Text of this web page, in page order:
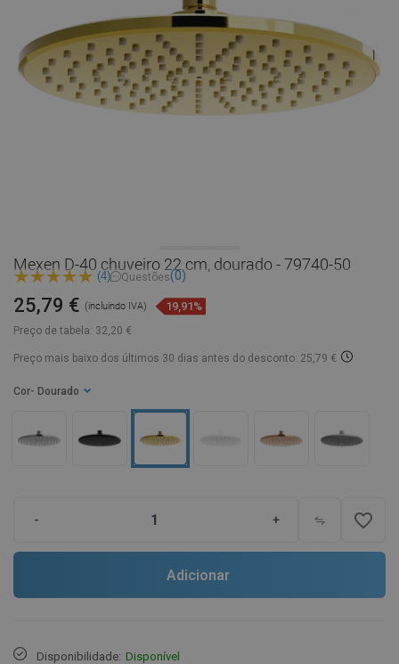
Mexen D-40 chuveiro 22 cm, dourado - 79740-50
(4) Questões(0)
Preço de tabela: 32,20 €
25,79 € (incluindo IVA) 19,91%
Preço mais baixo dos últimos 30 dias antes do desconto: 25,79 €
Cor - Dourado
- + favorite_border
Adicionar
Disponibilidade: Disponível